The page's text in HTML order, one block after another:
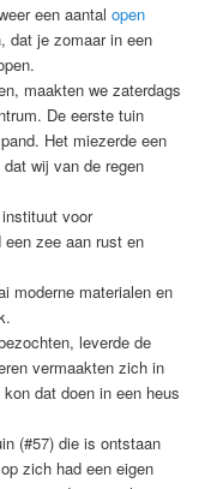
een aantalopen
dat je zomaar in een
maakten we zaterdags
De eerste tuin
Het miezerde een
wij van de regen
voor
zee aan rust en
moderne materialen en
leverde de
vermaakten zich in
dat doen in een heus
(#57) die is ontstaan
zich had een eigen